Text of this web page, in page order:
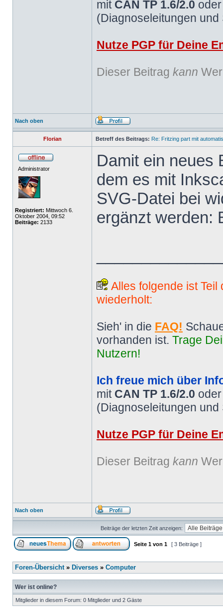
mit CAN TP 1.6/2.0
(Diagnoseleitungen
Nutze PGP für Deine
Dieser Beitrag kann
Nach oben
Florian Betreff des Beitrags: Re: Fritzing part mit
Administrator
Registriert: Mittwoch 6.
Oktober 2004, 09:52
Beiträge: 2133
Damit ein neues
dem es mit
SVG-Datei bei
ergänzt werden:
Alles folgende ist
wiederholt:
Sieh' in die FAQ!
vorhanden ist. Trage
Nutzern!
Ich freue mich über
mit CAN TP 1.6/2.0
(Diagnoseleitungen
Nutze PGP für Deine
Dieser Beitrag kann
Nach oben
Beiträge der letzten Zeit anzeigen:
Seite 1 von 1 [ 3 Beiträge ]
Foren-Übersicht» Diverses » Computer
Wer ist online?
Mitglieder in diesem Forum: 0 Mitglieder und 2 Gäste